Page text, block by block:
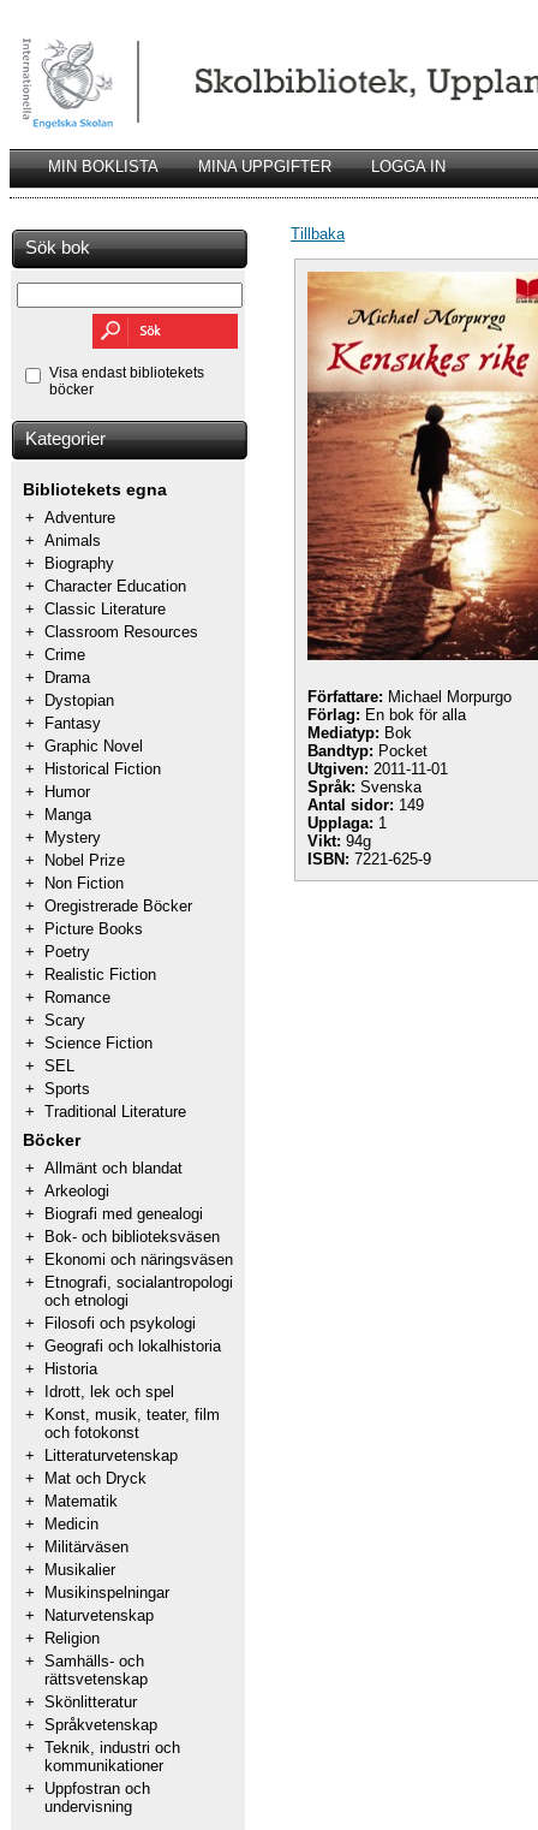
MIN BOKLISTA MINA UPPGIFTER LOGGA IN
Sök bok
Visa endast bibliotekets
böcker
Kategorier
Bibliotekets egna
+ Adventure
+ Animals
+
Biography
+ Character Education
+ Classic Literature
+ Classroom Resources
+ Crime
+
Drama
+
Dystopian
+
Fantasy
+ Graphic Novel
+
Historical Fiction
+
Humor
+
Manga
+
Mystery
+
Nobel Prize
+
Non Fiction
+ Oregistrerade Böcker
+
Picture Books
+
Poetry
+
Realistic Fiction
+
Romance
+ Scary
+ Science Fiction
+ SEL
+ Sports
+ Traditional Literature
Böcker
+ Allmänt och blandat
+ Arkeologi
+
Biografi med genealogi
+
Bok- och biblioteksväsen
+
Ekonomi och näringsväsen
+
Etnografi, socialantropologi
och etnologi
+
Filosofi och psykologi
+ Geografi och lokalhistoria
+
Historia
+
Idrott, lek och spel
+
Konst, musik, teater, film
och fotokonst
+
Litteraturvetenskap
+
Mat och Dryck
+
Matematik
+
Medicin
+
Militärväsen
+
Musikalier
+
Musikinspelningar
+
Naturvetenskap
+
Religion
+ Samhälls- och
rättsvetenskap
+ Skönlitteratur
+ Språkvetenskap
+ Teknik, industri och
kommunikationer
+
Uppfostran och
undervisning
Tillbaka
Författare: Michael Morpurgo
Förlag: En bok för alla
Mediatyp: Bok
Bandtyp: Pocket
Utgiven: 2011-11-01
Språk: Svenska
Antal sidor: 149
Upplaga: 1
Vikt: 94g
ISBN: 7221-625-9